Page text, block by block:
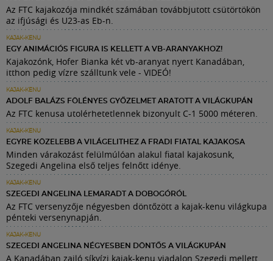
Az FTC kajakozója mindkét számában továbbjutott csütörtökön
az ifjúsági és U23-as Eb-n.
KAJAK-KENU
EGY ANIMÁCIÓS FIGURA IS KELLETT A VB-ARANYAKHOZ!
Kajakozónk, Hofer Bianka két vb-aranyat nyert Kanadában,
itthon pedig vízre szálltunk vele - VIDEÓ!
KAJAK-KENU
ADOLF BALÁZS FÖLÉNYES GYŐZELMET ARATOTT A VILÁGKUPÁN
Az FTC kenusa utolérhetetlennek bizonyult C-1 5000 méteren.
KAJAK-KENU
EGYRE KÖZELEBB A VILÁGELITHEZ A FRADI FIATAL KAJAKOSA
Minden várakozást felülmúlóan alakul fiatal kajakosunk,
Szegedi Angelina első teljes felnőtt idénye.
KAJAK-KENU
SZEGEDI ANGELINA LEMARADT A DOBOGÓRÓL
Az FTC versenyzője négyesben döntőzött a kajak-kenu világkupa
pénteki versenynapján.
KAJAK-KENU
SZEGEDI ANGELINA NÉGYESBEN DÖNTŐS A VILÁGKUPÁN
A Kanadában zajló síkvízi kajak-kenu viadalon Szegedi mellett